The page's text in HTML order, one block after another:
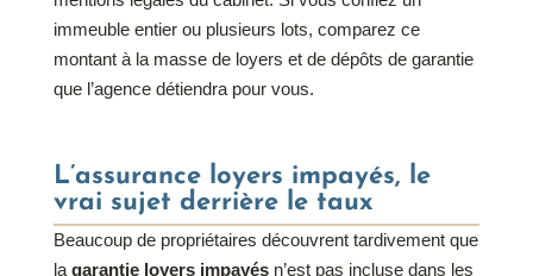
immeuble entier ou plusieurs lots, comparez ce
montant à la masse de loyers et de dépôts de garantie
que l’agence détiendra pour vous.
L’assurance loyers impayés, le
vrai sujet derrière le taux
Beaucoup de propriétaires découvrent tardivement que
lagarantie loyers impayésn’est pas incluse dans les